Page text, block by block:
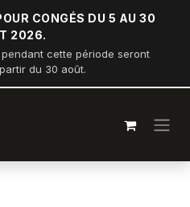
CONGÉS DU 5 AU 30
2026.
cette période seront
du 30 août.